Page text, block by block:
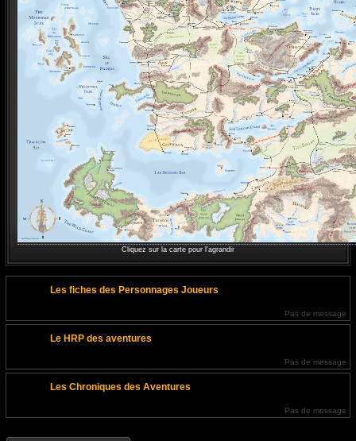
Cliquez sur la carte pour l'agrandir
Les fiches des Personnages Joueurs
Pas de message
Le HRP des aventures
Pas de message
Les Chroniques des Aventures
Pas de message